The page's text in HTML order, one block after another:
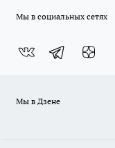
Мы в социальных сетях
Мы в Дзене